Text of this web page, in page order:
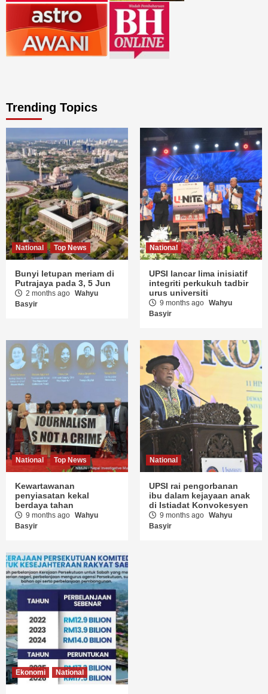
Trending Topics
National Top News
Bunyi letupan meriam di
Putrajaya pada 3, 5 Jun
2 months ago Wahyu
Basyir
National
UPSI lancar lima inisiatif
integriti perkukuh tadbir
urus universiti
9 months ago Wahyu
Basyir
National Top News
Kewartawanan
penyiasatan kekal
berdaya tahan
9 months ago Wahyu
Basyir
National
UPSI rai pengorbanan
ibu dalam kejayaan anak
di Istiadat Konvokesyen
9 months ago Wahyu
Basyir
Ekonomi National